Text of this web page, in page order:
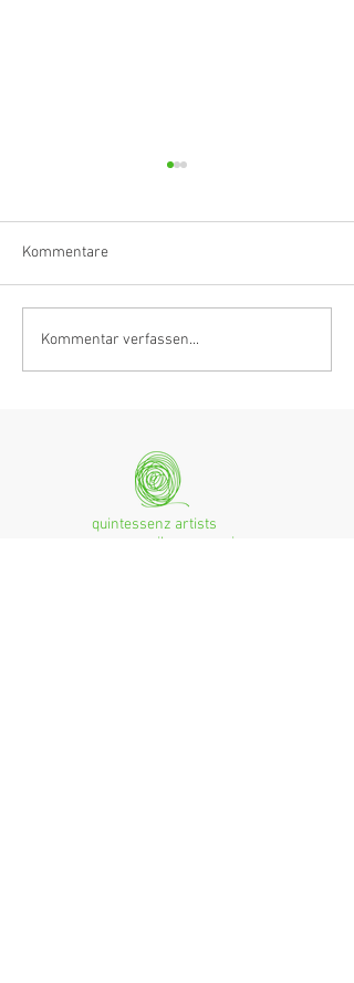
Klarinettistin, Tonmeisterin,
Grenzgängerin
Kommentare
Kommentar verfassen...
quintessenz artists
mag. monika csampai